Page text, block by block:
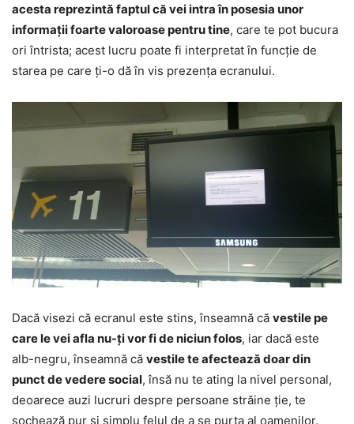
acesta reprezintă faptul că vei intra în posesia unor
informații foarte valoroase pentru tine, care te pot bucura
ori întrista; acest lucru poate fi interpretat în funcție de
starea pe care ți-o dă în vis prezența ecranului.
Dacă visezi că ecranul este stins, înseamnă că vestile pe
care le vei afla nu-ți vor fi de niciun folos, iar dacă este
alb-negru, înseamnă că vestile te afectează doar din
punct de vedere social, însă nu te ating la nivel personal,
deoarece auzi lucruri despre persoane străine ție, te
șochează pur și simplu felul de a se purta al oamenilor.